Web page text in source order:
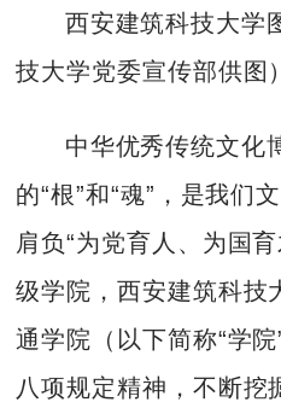
西安建筑科技大学
技大学党委宣传部供图）
中华优秀传统文化
的“根”和“魂”，是我们
肩负“为党育人、为国
级学院，西安建筑科技
通学院（以下简称“学
八项规定精神，不断挖